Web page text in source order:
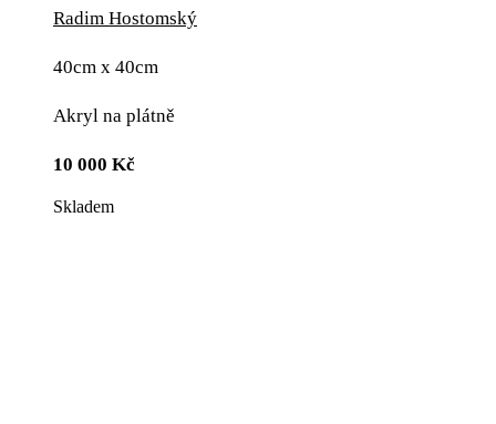
Radim Hostomský
40cm x 40cm
Akryl na plátně
10 000 Kč
Skladem